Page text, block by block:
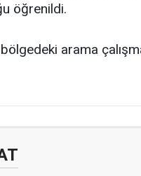
öğrenildi.
arama